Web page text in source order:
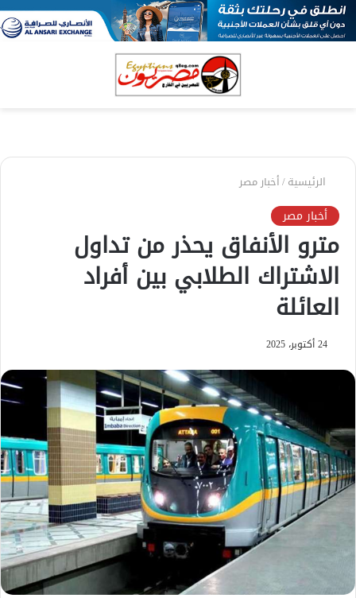
الرئيسية/أخبار مصر
أخبار مصر
مترو الأنفاق يحذر من تداول
الاشتراك الطلابي بين أفراد
العائلة
24 أكتوبر، 2025